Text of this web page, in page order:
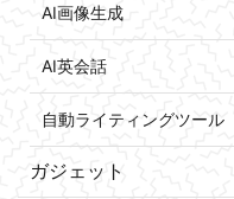
AI画像生成
AI英会話
自動ライティングツール
ガジェット